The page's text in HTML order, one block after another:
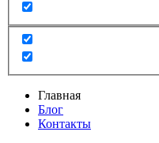
Главная
Блог
Контакты